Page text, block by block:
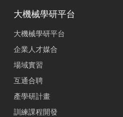
大機械學研平台
大機械學研平台
企業人才媒合
場域實習
互通合聘
產學研計畫
訓練課程開發